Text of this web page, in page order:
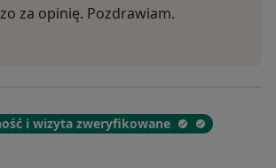
za opinię. Pozdrawiam.
i wizyta zweryfikowane